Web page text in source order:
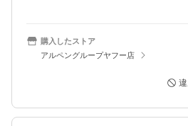
購入したストア
アルペングループヤフー店